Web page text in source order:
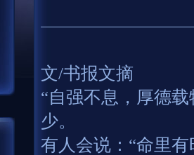
文/书报文摘
“自强不息，厚德
少。
有人会说：“命里